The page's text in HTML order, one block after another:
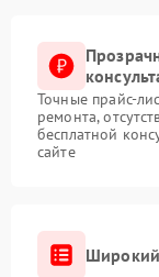
Точные прайс-
ремонта,
бесплатной
сайте
Широкий